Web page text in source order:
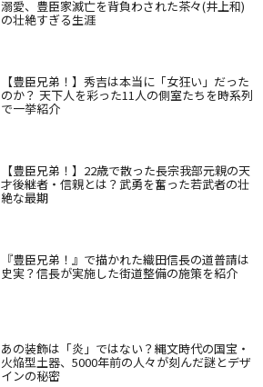
溺愛、豊臣家滅亡を背負わされた茶々(井上和)
の壮絶すぎる生涯
【豊臣兄弟！】秀吉は本当に「女狂い」だった
のか？ 天下人を彩った11人の側室たちを時系列
で一挙紹介
【豊臣兄弟！】22歳で散った長宗我部元親の天
才後継者・信親とは？武勇を奮った若武者の壮
絶な最期
『豊臣兄弟！』で描かれた織田信長の道普請は
史実？信長が実施した街道整備の施策を紹介
あの装飾は「炎」ではない？縄文時代の国宝・
火焔型土器、5000年前の人々が刻んだ謎とデザ
インの秘密